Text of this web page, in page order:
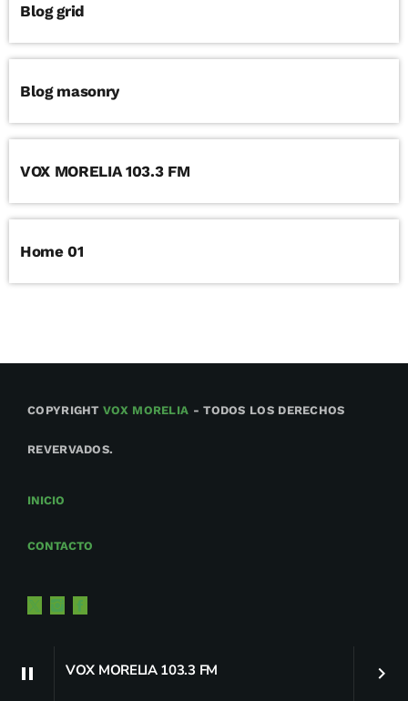
pause VOX MORELIA 103.3 FM keyboard_arrow_right
Blog grid
Blog masonry
VOX MORELIA 103.3 FM
Home 01
COPYRIGHTVOX MORELIA - TODOS LOS DERECHOS
REVERVADOS.
INICIO
CONTACTO